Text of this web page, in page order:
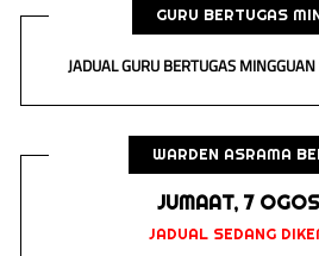
GURU BERTUGAS
JADUAL GURU BERTUGAS
WARDEN ASRAMA
JUMAAT, 7
JADUAL SEDANG